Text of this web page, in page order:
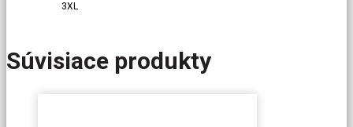
3XL
Súvisiace produkty